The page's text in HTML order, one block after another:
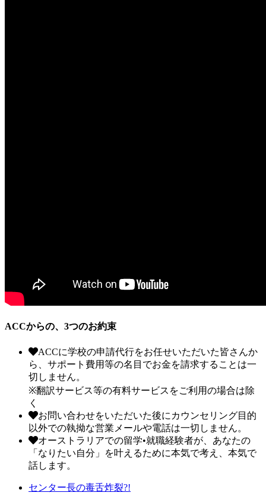
ACCからの、3つのお約束
ACCに学校の申請代行をお任せいただいた皆さんか
ら、サポート費用等の名目でお金を請求することは一
切しません。
※翻訳サービス等の有料サービスをご利用の場合は除
く
お問い合わせをいただいた後にカウンセリング目的
以外での執拗な営業メールや電話は一切しません。
オーストラリアでの留学•就職経験者が、あなたの
「なりたい自分」を叶えるために本気で考え、本気で
話します。
センター長の毒舌炸裂?!